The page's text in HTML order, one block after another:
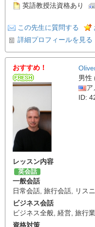
英語教授法資格あり
この先生に質問する
詳細プロフィールを見る
おすすめ！
男性
ア
ID:
レッスン内容
英会話
一般会話
日常会話 旅行会話 リス
ビジネス会話
ビジネス全般 経営 旅行業
資格対策